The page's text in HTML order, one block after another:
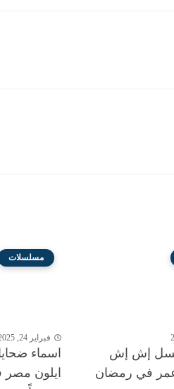
إش إش
في رمضان
مسلسلات
فبراير 24, 2025
اسماء